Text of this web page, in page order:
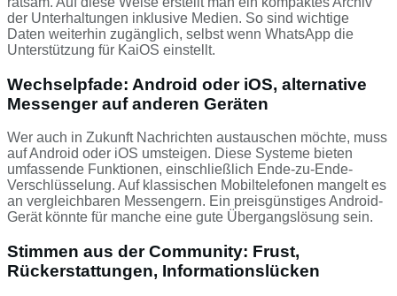
der Unterhaltungen inklusive Medien. So sind wichtige
Daten weiterhin zugänglich, selbst wenn WhatsApp die
Unterstützung für KaiOS einstellt.
Wechselpfade: Android oder iOS, alternative
Messenger auf anderen Geräten
Wer auch in Zukunft Nachrichten austauschen möchte, muss
auf Android oder iOS umsteigen. Diese Systeme bieten
umfassende Funktionen, einschließlich Ende-zu-Ende-
Verschlüsselung. Auf klassischen Mobiltelefonen mangelt es
an vergleichbaren Messengern. Ein preisgünstiges Android-
Gerät könnte für manche eine gute Übergangslösung sein.
Stimmen aus der Community: Frust,
Rückerstattungen, Informationslücken